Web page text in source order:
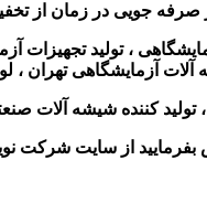
صرفه جویی در زمان از
، تولید
آلات آزمایشگاهی تهران
کننده شیشه آلات
بفرمایید از سایت شرکت